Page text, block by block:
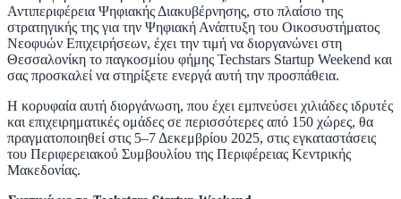
Αντιπεριφέρεια Ψηφιακής Διακυβέρνησης, στο πλαίσιο της
στρατηγικής της για την Ψηφιακή Ανάπτυξη του Οικοσυστήματος
Νεοφυών Επιχειρήσεων, έχει την τιμή να διοργανώνει στη
Θεσσαλονίκη το παγκοσμίου φήμης Techstars Startup Weekend και
σας προσκαλεί να στηρίξετε ενεργά αυτή την προσπάθεια.
Η κορυφαία αυτή διοργάνωση, που έχει εμπνεύσει χιλιάδες ιδρυτές
και επιχειρηματικές ομάδες σε περισσότερες από 150 χώρες, θα
πραγματοποιηθεί στις 5–7 Δεκεμβρίου 2025, στις εγκαταστάσεις
του Περιφερειακού Συμβουλίου της Περιφέρειας Κεντρικής
Μακεδονίας.